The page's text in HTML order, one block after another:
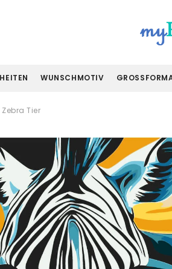
WUNSCHMOTIV
Tier